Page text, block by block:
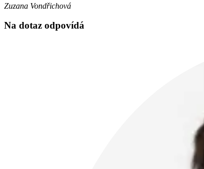
Zuzana Vondřichová
Na dotaz odpovídá